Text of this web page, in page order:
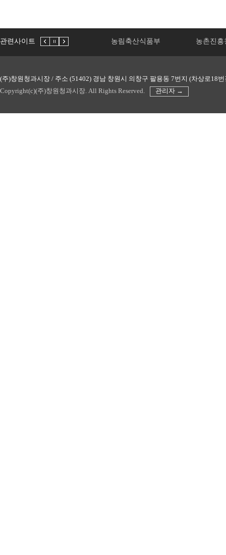
관련사이트 농림축산식품부 농촌진흥청
(주)창원청과시장 / 주소 (51402) 경남 창원시 의창구 팔용동 7번지 (차상로18
Copyright(c)(주)창원청과시장. All Rights Reserved.
관리자 →